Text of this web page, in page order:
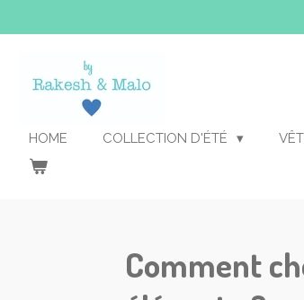
au
principal
HOME COLLECTION D'ÉTÉ
Comment